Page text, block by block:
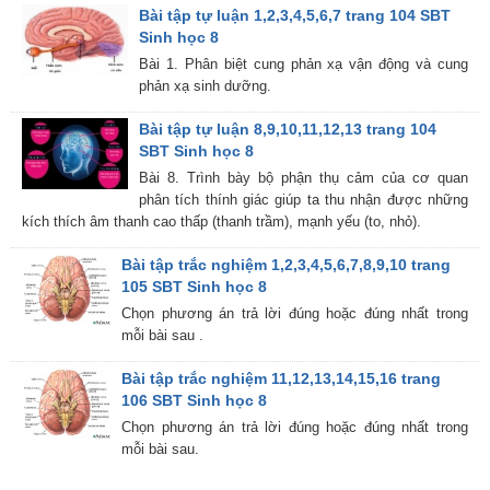
Bài tập tự luận 1,2,3,4,5,6,7 trang 104 SBT
Sinh học 8
Bài 1. Phân biệt cung phản xạ vận động và cung
phản xạ sinh dưỡng.
Bài tập tự luận 8,9,10,11,12,13 trang 104
SBT Sinh học 8
Bài 8. Trình bày bộ phận thụ cảm của cơ quan
phân tích thính giác giúp ta thu nhận được những
kích thích âm thanh cao thấp (thanh trầm), mạnh yếu (to, nhỏ).
Bài tập trắc nghiệm 1,2,3,4,5,6,7,8,9,10 trang
105 SBT Sinh học 8
Chọn phương án trả lời đúng hoặc đúng nhất trong
mỗi bài sau .
Bài tập trắc nghiệm 11,12,13,14,15,16 trang
106 SBT Sinh học 8
Chọn phương án trả lời đúng hoặc đúng nhất trong
mỗi bài sau.